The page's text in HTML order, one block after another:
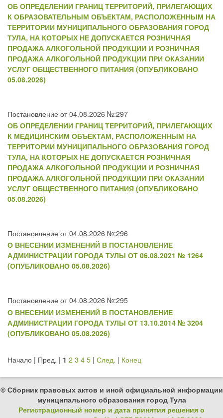
ОБ ОПРЕДЕЛЕНИИ ГРАНИЦ ТЕРРИТОРИЙ, ПРИЛЕГАЮЩИХ
К ОБРАЗОВАТЕЛЬНЫМ ОБЪЕКТАМ, РАСПОЛОЖЕННЫМ НА
ТЕРРИТОРИИ МУНИЦИПАЛЬНОГО ОБРАЗОВАНИЯ ГОРОД
ТУЛА, НА КОТОРЫХ НЕ ДОПУСКАЕТСЯ РОЗНИЧНАЯ
ПРОДАЖА АЛКОГОЛЬНОЙ ПРОДУКЦИИ И РОЗНИЧНАЯ
ПРОДАЖА АЛКОГОЛЬНОЙ ПРОДУКЦИИ ПРИ ОКАЗАНИИ
УСЛУГ ОБЩЕСТВЕННОГО ПИТАНИЯ (ОПУБЛИКОВАНО
05.08.2026)
Постановление от 04.08.2026 №:297
ОБ ОПРЕДЕЛЕНИИ ГРАНИЦ ТЕРРИТОРИЙ, ПРИЛЕГАЮЩИХ
К МЕДИЦИНСКИМ ОБЪЕКТАМ, РАСПОЛОЖЕННЫМ НА
ТЕРРИТОРИИ МУНИЦИПАЛЬНОГО ОБРАЗОВАНИЯ ГОРОД
ТУЛА, НА КОТОРЫХ НЕ ДОПУСКАЕТСЯ РОЗНИЧНАЯ
ПРОДАЖА АЛКОГОЛЬНОЙ ПРОДУКЦИИ И РОЗНИЧНАЯ
ПРОДАЖА АЛКОГОЛЬНОЙ ПРОДУКЦИИ ПРИ ОКАЗАНИИ
УСЛУГ ОБЩЕСТВЕННОГО ПИТАНИЯ (ОПУБЛИКОВАНО
05.08.2026)
Постановление от 04.08.2026 №:296
О ВНЕСЕНИИ ИЗМЕНЕНИЙ В ПОСТАНОВЛЕНИЕ
АДМИНИСТРАЦИИ ГОРОДА ТУЛЫ ОТ 06.08.2021 № 1264
(ОПУБЛИКОВАНО 05.08.2026)
Постановление от 04.08.2026 №:295
О ВНЕСЕНИИ ИЗМЕНЕНИЙ В ПОСТАНОВЛЕНИЕ
АДМИНИСТРАЦИИ ГОРОДА ТУЛЫ ОТ 13.10.2014 № 3204
(ОПУБЛИКОВАНО 05.08.2026)
Начало | Пред. | 1 2 3 4 5 | След. | Конец
© Сборник правовых актов и иной официальной информации
муниципального образования город Тула
Регистрационный номер и дата принятия решения о